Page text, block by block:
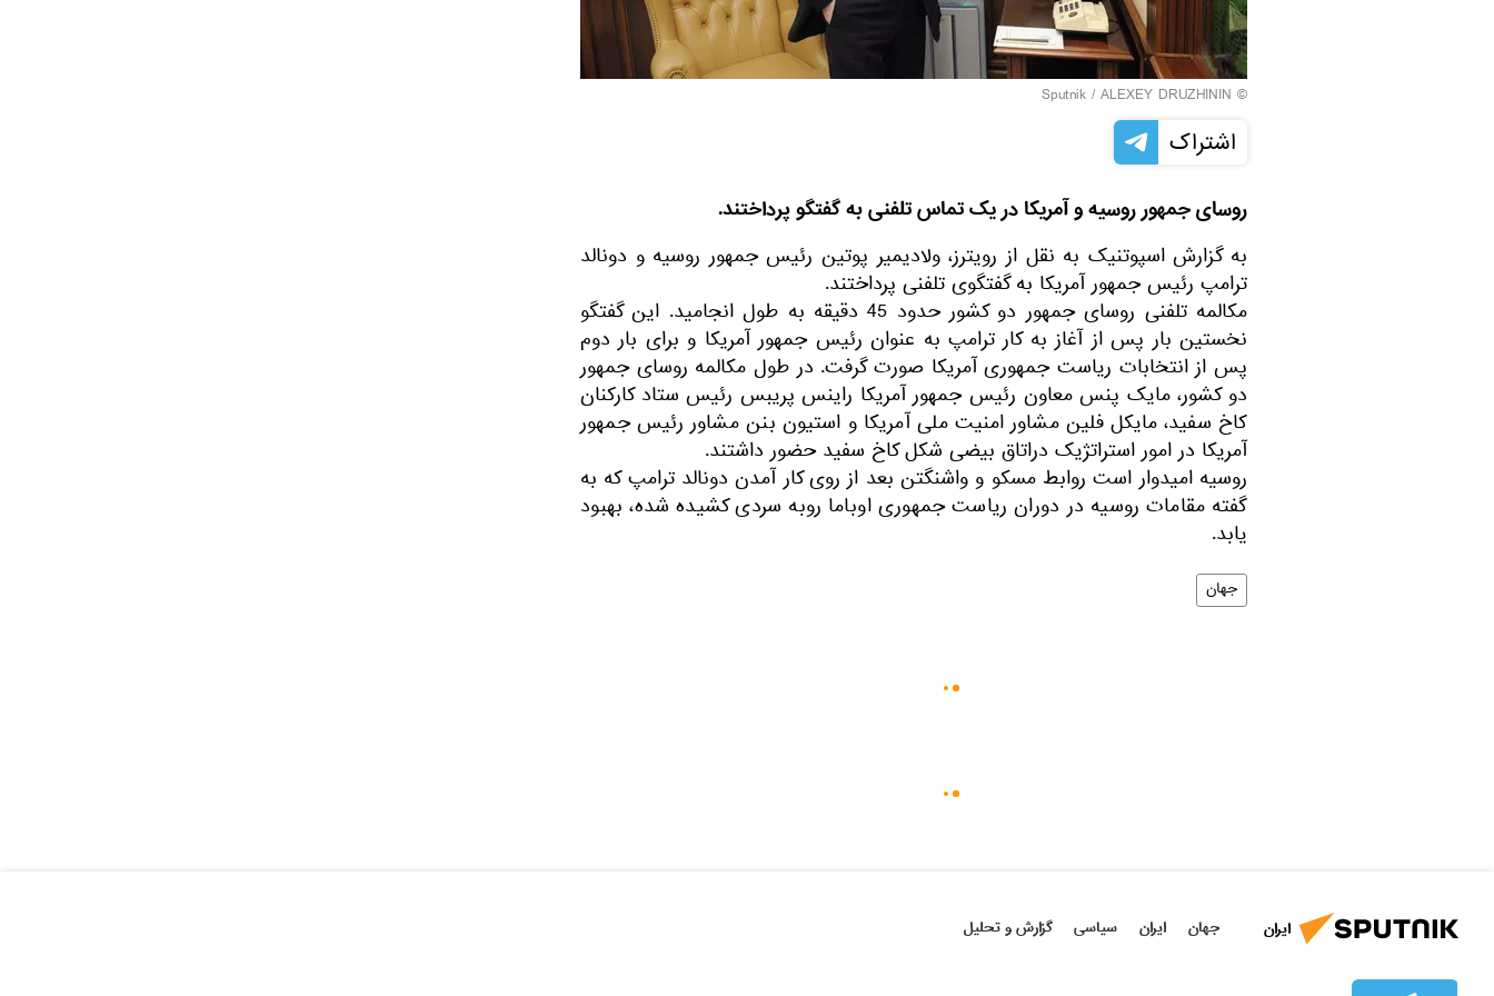
© Sputnik / ALEXEY DRUZHININ
اشتراک
روسای جمهور روسیه و آمریکا در یک تماس تلفنی به گفتگو پرداختند.
به گزارش اسپوتنیک به نقل از رویترز، ولادیمیر پوتین رئیس جمهور روسیه و دونالد
ترامپ رئیس جمهور آمریکا به گفتگوی تلفنی پرداختند.
مکالمه تلفنی روسای جمهور دو کشور حدود 45 دقیقه به طول انجامید. این گفتگو
نخستین بار پس از آغاز به کار ترامپ به عنوان رئیس جمهور آمریکا و برای بار دوم
پس از انتخابات ریاست جمهوری آمریکا صورت گرفت. در طول مکالمه روسای جمهور
دو کشور، مایک پنس معاون رئیس جمهور آمریکا راینس پریبس رئیس ستاد کارکنان
کاخ سفید، مایکل فلین مشاور امنیت ملی آمریکا و استیون بنن مشاور رئیس جمهور
آمریکا در امور استراتژیک دراتاق بیضی شکل کاخ سفید حضور داشتند.
روسیه امیدوار است روابط مسکو و واشنگتن بعد از روی کار آمدن دونالد ترامپ که به
گفته مقامات روسیه در دوران ریاست جمهوری اوباما روبه سردی کشیده شده، بهبود
یابد.
جهان
ایران جهان ایران سیاسی گزارش و تحلیل